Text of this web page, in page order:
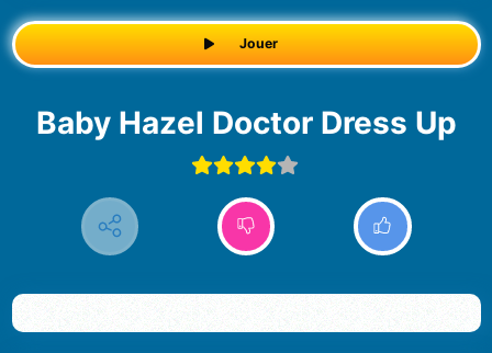
Jouer
Baby Hazel Doctor Dress Up